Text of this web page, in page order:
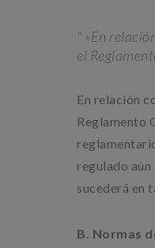
«En
el
En relación
Reglamento
regulado
sucederá en
B. Normas